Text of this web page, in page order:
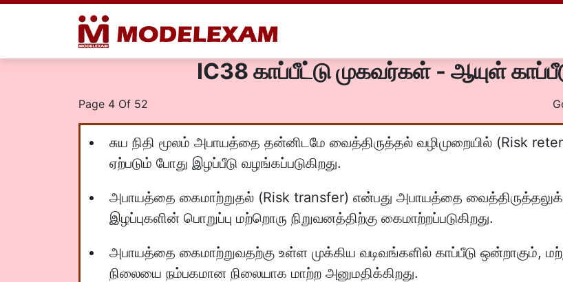
IC38 காப்பீட்டு முகவர்கள் - ஆயுள்
Page 4 Of 52
சுய நிதி மூலம் அபாயத்தை தன்னிடமே வைத்திருத்தல் வழிமுறையில் (Risk
ஏற்படும் போது இழப்பீடு வழங்கப்படுகிறது.
அபாயத்தை கைமாற்றுதல் (Risk transfer) என்பது அபாயத்தை
இழப்புகளின் பொறுப்பு மற்றொரு நிறுவனத்திற்கு கைமாற்றப்படுகிறது.
அபாயத்தை கைமாற்றுவதற்கு உள்ள முக்கிய வடிவங்களில் காப்பீடு ஒன்றாகும்,
நிலையை நம்பகமான நிலையாக மாற்ற அனுமதிக்கிறது.